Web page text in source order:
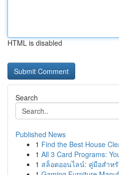
HTML is disabled
Search
Published News
1 Find the Best House
1 All 3 Card Programs:
1 สล็อตออนไลน์: คู่มือสำห